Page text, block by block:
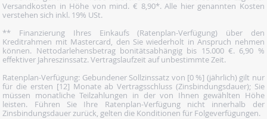
Versandkosten in Höhe von mind. € 8,90*. Alle hier genannten Kosten
verstehen sich inkl. 19% USt.
** Finanzierung Ihres Einkaufs (Ratenplan-Verfügung) über den
Kreditrahmen mit Mastercard, den Sie wiederholt in Anspruch nehmen
können. Nettodarlehensbetrag bonitätsabhängig bis 15.000 €. 6,90 %
effektiver Jahreszinssatz. Vertragslaufzeit auf unbestimmte Zeit.
Ratenplan-Verfügung: Gebundener Sollzinssatz von [0 %] (jährlich) gilt nur
für die ersten [12] Monate ab Vertragsschluss (Zinsbindungsdauer); Sie
müssen monatliche Teilzahlungen in der von Ihnen gewählten Höhe
leisten. Führen Sie Ihre Ratenplan-Verfügung nicht innerhalb der
Zinsbindungsdauer zurück, gelten die Konditionen für Folgeverfügungen.